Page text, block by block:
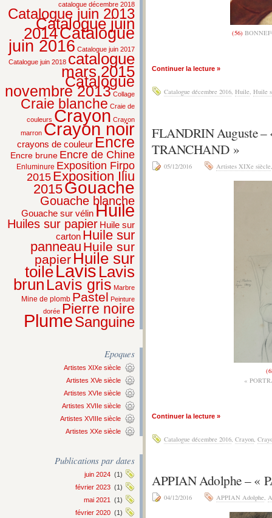
catalogue décembre 2018
Catalogue juin 2013
Catalogue juin
2014Catalogue
juin 2016 Catalogue juin 2017
Catalogue juin 2018 catalogue
mars 2015
Catalogue
novembre 2013 Collage
Craie blanche Craie de
couleurs Crayon Crayon
marron Crayon noir
crayons de couleur Encre
Encre brune Encre de Chine
Enluminure Exposition Firpo
2015 Exposition Iliu
2015Gouache
Gouache blanche
Gouache sur vélinHuile
Huiles sur papier Huile sur
carton Huile sur
panneau Huile sur
papier Huile sur
toileLavis Lavis
brun Lavis gris Marbre
Mine de plomb Pastel Peinture
dorée Pierre noire
PlumeSanguine
Epoques
Artistes XIXe siècle
Artistes XVe siècle
Artistes XVIe siècle
Artistes XVIIe siècle
Artistes XVIIIe siècle
Artistes XXe siècle
Publications par dates
juin 2024 (1)
février 2023 (1)
mai 2021
(1)
février 2020 (1)
(56)
Continuer la lecture »
Catalogue décembre 2016, Huile, Huile
FLANDRIN Auguste
TRANCHAND »
05/12/2016 Artistes XIXe siècle
«
Continuer la lecture »
Catalogue décembre 2016, Crayon,
APPIAN Adolphe – «
04/12/2016 APPIAN Adolphe,